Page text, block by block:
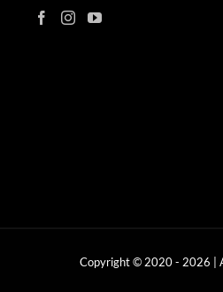
Copyright © 2020 -2026 |